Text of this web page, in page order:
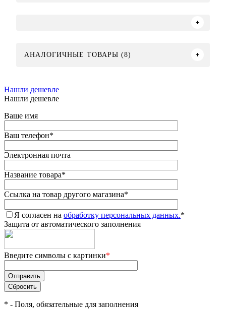
АНАЛОГИЧНЫЕ ТОВАРЫ (8)
Нашли дешевле
Нашли дешевле
Ваше имя
Ваш телефон*
Электронная почта
Название товара*
Ссылка на товар другого магазина*
Я согласен на обработку персональных данных.*
Защита от автоматического заполнения
Введите символы с картинки*
* - Поля, обязательные для заполнения